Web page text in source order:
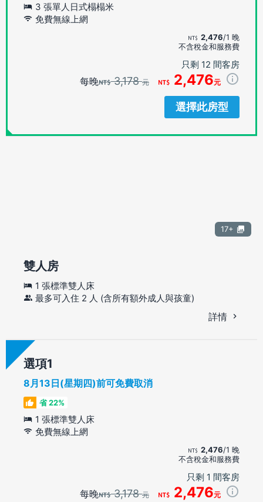
3 張單人日式榻榻米
免費無線上網
2,476/1 晚
不含稅金和服務費
只剩 12 間客房
每晚 3,178元 2,476元
選擇此房型
17+
雙人房
1 張標準雙人床
最多可入住 2 人 (含所有額外成人與孩童)
詳情
選項
8月13日(星期四)前可免費取消
省 22%
1 張標準雙人床
免費無線上網
2,476/1 晚
不含稅金和服務費
只剩 1 間客房
每晚 3,178元 2,476元